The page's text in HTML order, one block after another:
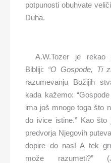
potpunosti obuhvate
Duha.
A.W.Tozer je
Bibliji: “O Gospode, Ti
razumevanju Božijih
kada kažemo:
ima još mnogo toga što
do ivice istine.” Kao
predvorja Njegovih
dopire do nas! A tek
može razumeti?”